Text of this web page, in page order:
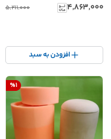
۴٬۸۶۳٬۰۰۰ ۵٬۲۱۱٬۰۰۰
افزودن به سبد
%1